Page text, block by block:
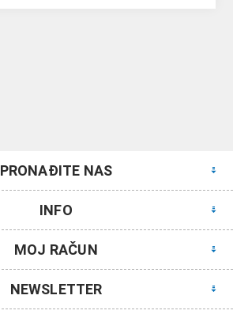
PRONAĐITE NAS
INFO
MOJ RAČUN
NEWSLETTER